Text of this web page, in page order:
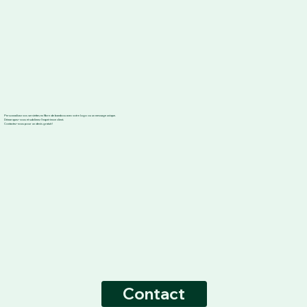
Personnalisez vos serviettes en fibre de bambou avec votre logo ou un message unique.
Démarquez-vous et sublimez l'expérience client.
Contactez-nous pour un devis gratuit !
Contact